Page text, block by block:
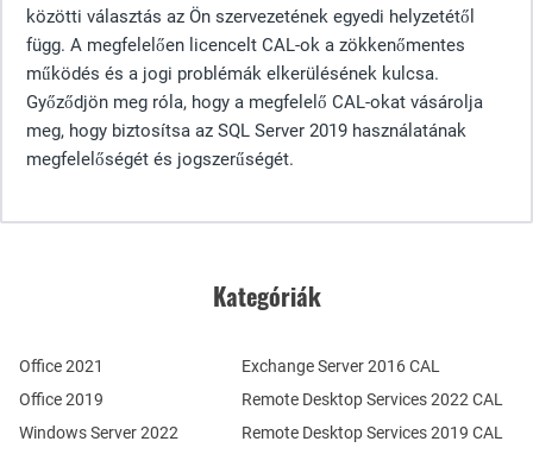
közötti választás az Ön szervezetének egyedi helyzetétől
függ. A megfelelően licencelt CAL-ok a zökkenőmentes
működés és a jogi problémák elkerülésének kulcsa.
Győződjön meg róla, hogy a megfelelő CAL-okat vásárolja
meg, hogy biztosítsa az SQL Server 2019 használatának
megfelelőségét és jogszerűségét.
Kategóriák
Office 2021
Office 2019
Windows Server 2022
Remote Desktop Services 2022 CAL
Remote Desktop Services 2019 CAL
Exchange Server 2016 CAL